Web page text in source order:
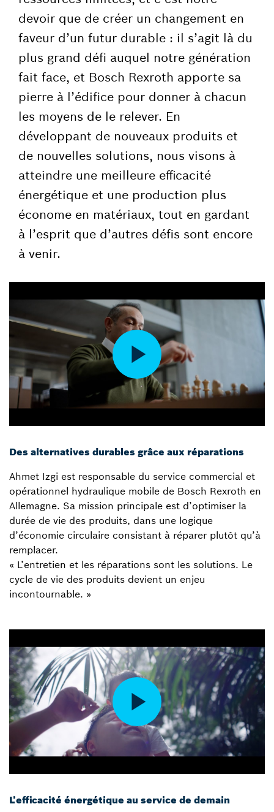
devoir que de créer un changement en
faveur d’un futur durable : il s’agit là du
plus grand défi auquel notre génération
fait face, et Bosch Rexroth apporte sa
pierre à l’édifice pour donner à chacun
les moyens de le relever. En
développant de nouveaux produits et
de nouvelles solutions, nous visons à
atteindre une meilleure efficacité
énergétique et une production plus
économe en matériaux, tout en gardant
à l’esprit que d’autres défis sont encore
à venir.
Des alternatives durables grâce aux réparations
Ahmet Izgi est responsable du service commercial et
opérationnel hydraulique mobile de Bosch Rexroth en
Allemagne. Sa mission principale est d’optimiser la
durée de vie des produits, dans une logique
d’économie circulaire consistant à réparer plutôt qu’à
remplacer.
« L’entretien et les réparations sont les solutions. Le
cycle de vie des produits devient un enjeu
incontournable. »
L’efficacité énergétique au service de demain